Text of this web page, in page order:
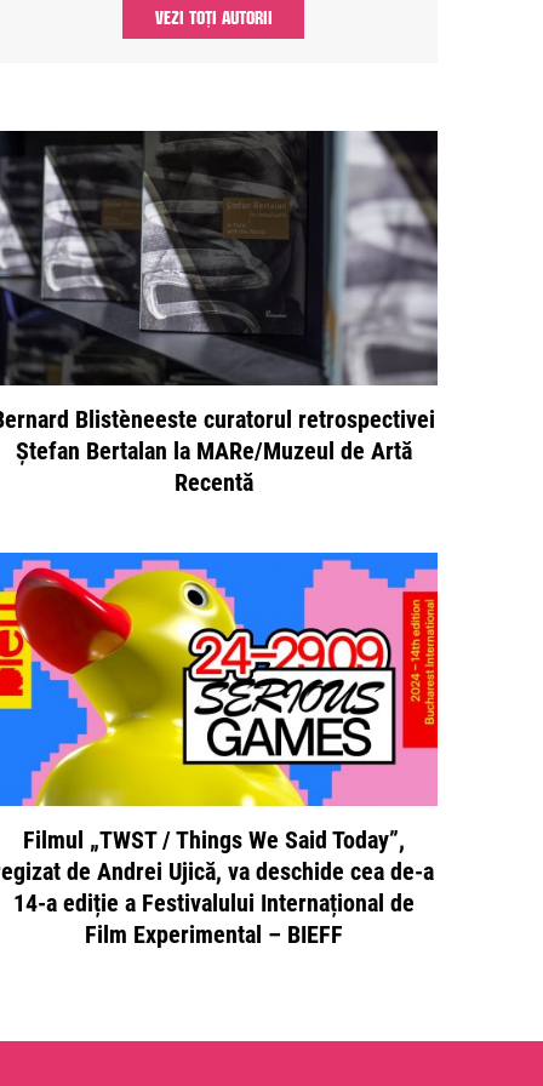
VEZI TOȚI AUTORII
Blistèneeste curatorul retrospectivei
Ștefan Bertalan la MARe/Muzeul de Artă
Recentă
Filmul „TWST / Things We Said Today”,
de Andrei Ujică, va deschide cea de-a
14-a ediție a Festivalului Internațional de
Film Experimental – BIEFF